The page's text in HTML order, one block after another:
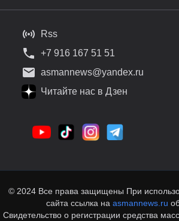
Rss
+7 916 167 51 51
asmannews@yandex.ru
Читайте нас в Дзен
© 2024 Все права защищены При
сайта ссылка на asmannews.ru
Свидетельство о регистрации средства